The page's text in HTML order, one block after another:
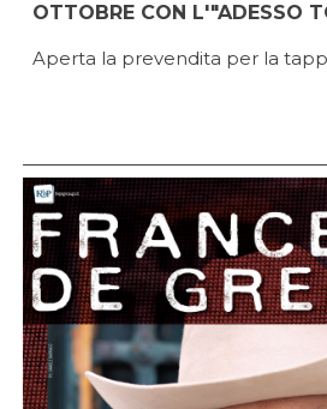
OTTOBRE CON L'"ADESSO
Aperta la prevendita per la